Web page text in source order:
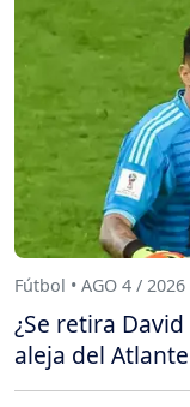
Fútbol • AGO 4 / 2026
¿Se retira
aleja del Atlante